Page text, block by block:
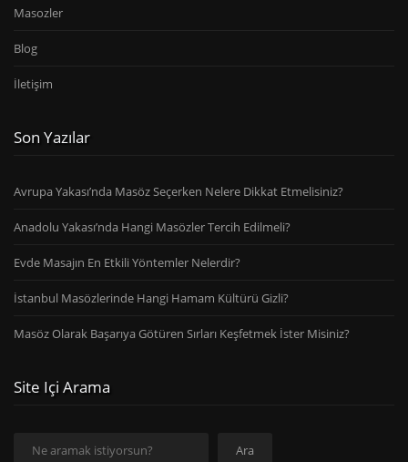
Masozler
Blog
İletişim
Son Yazılar
Avrupa Yakası’nda Masöz Seçerken Nelere Dikkat Etmelisiniz?
Anadolu Yakası’nda Hangi Masözler Tercih Edilmeli?
Evde Masajın En Etkili Yöntemler Nelerdir?
İstanbul Masözlerinde Hangi Hamam Kültürü Gizli?
Masöz Olarak Başarıya Götüren Sırları Keşfetmek İster Misiniz?
Site Içi Arama
Ara